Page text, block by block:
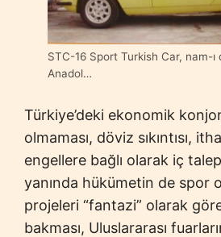
STC-16 Sport Turkish Car, nam-ı
Anadol…
Türkiye’deki ekonomik
olmaması, döviz sıkıntısı,
engellere bağlı olarak iç
yanında hükümetin de spor
projeleri “fantazi” olarak
bakması, Uluslararası